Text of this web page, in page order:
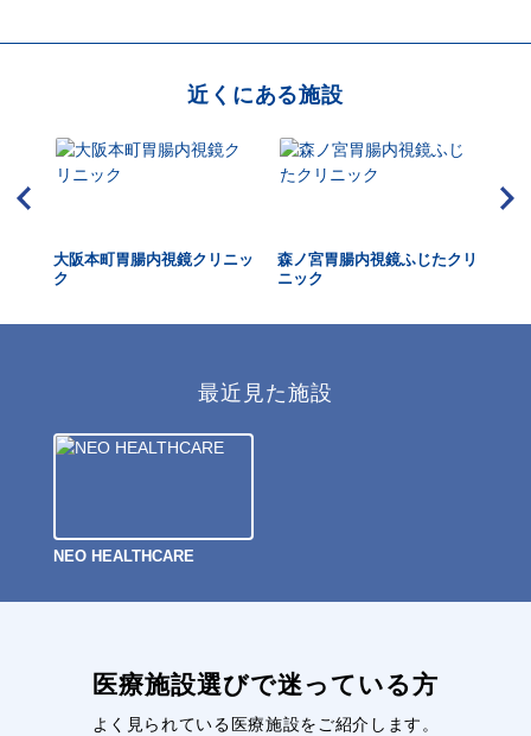
近くにある施設
大阪本町胃腸内視鏡クリニッ
ク
森ノ宮胃腸内視鏡ふじたクリ
ニック
最近見た施設
NEO HEALTHCARE
医療施設選びで迷っている方
よく見られている医療施設をご紹介します。